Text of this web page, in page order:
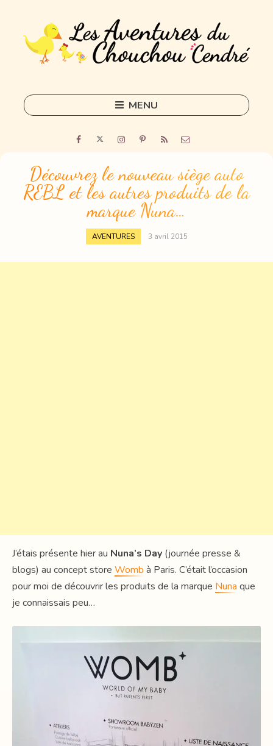
MENU
to
content
Home
Freelance
Sorties
DIY
Découvrez le nouveau siège auto
REBL et les autres produits de la
marque Nuna…
AVENTURES 3 avril 2015
J’étais présente hier au Nuna’s Day (journée presse &
blogs) au concept store Womb à Paris. C’était l’occasion
pour moi de découvrir les produits de la marque Nuna que
je connaissais peu…